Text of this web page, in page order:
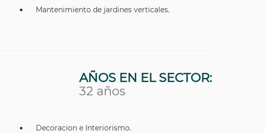
Mantenimiento de jardines verticales.
AÑOS EN EL SECTOR:
32 años
Decoracion e Interiorismo.